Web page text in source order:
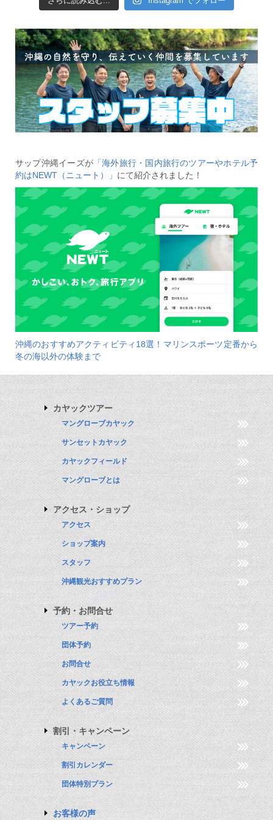
サップ沖縄イーズが 「海外旅行・国内旅行のツアーやホテル予
約はNEWT（ニュート）」 にて紹介されました！
沖縄のおすすめアクティビティ18選！マリンスポーツ定番から
冬の海以外の体験まで
カヤックツアー
マングローブカヤック
サンセットカヤック
カヤックフィールド
マングローブとは
アクセス・ショップ
アクセス
ショップ案内
スタッフ
沖縄観光おすすめプラン
予約・お問合せ
ツアー予約
団体予約
お問合せ
カヤックお役立ち情報
よくあるご質問
割引・キャンペーン
キャンペーン
割引カレンダー
団体特別プラン
お客様の声